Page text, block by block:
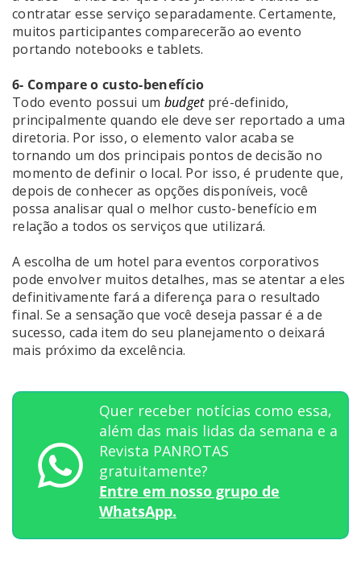
contratar esse serviço separadamente. Certamente,
muitos participantes comparecerão ao evento
portando notebooks e tablets.
6- Compare o custo-benefício
Todo evento possui um budget pré-definido,
principalmente quando ele deve ser reportado a uma
diretoria. Por isso, o elemento valor acaba se
tornando um dos principais pontos de decisão no
momento de definir o local. Por isso, é prudente que,
depois de conhecer as opções disponíveis, você
possa analisar qual o melhor custo-benefício em
relação a todos os serviços que utilizará.
A escolha de um hotel para eventos corporativos
pode envolver muitos detalhes, mas se atentar a eles
definitivamente fará a diferença para o resultado
final. Se a sensação que você deseja passar é a de
sucesso, cada item do seu planejamento o deixará
mais próximo da excelência.
Quer receber notícias como essa,
além das mais lidas da semana e a
Revista PANROTAS
gratuitamente?
Entre em nosso grupo de
WhatsApp.